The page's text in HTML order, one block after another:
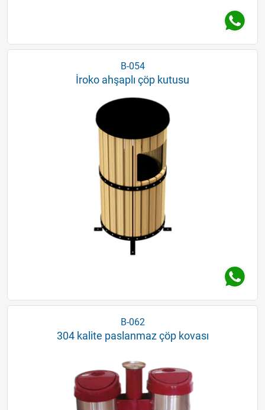
B-054
İroko ahşaplı çöp kutusu
B-062
304 kalite paslanmaz çöp kovası